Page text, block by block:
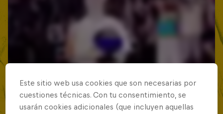
Este sitio web usa cookies que son necesarias por
cuestiones técnicas. Con tu consentimiento, se
usarán cookies adicionales (que incluyen aquellas